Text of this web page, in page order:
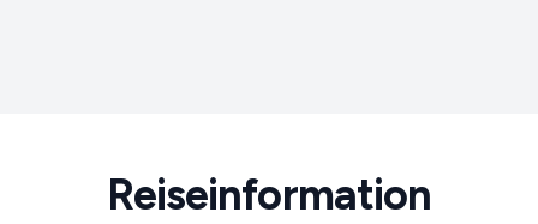
Reiseinformation